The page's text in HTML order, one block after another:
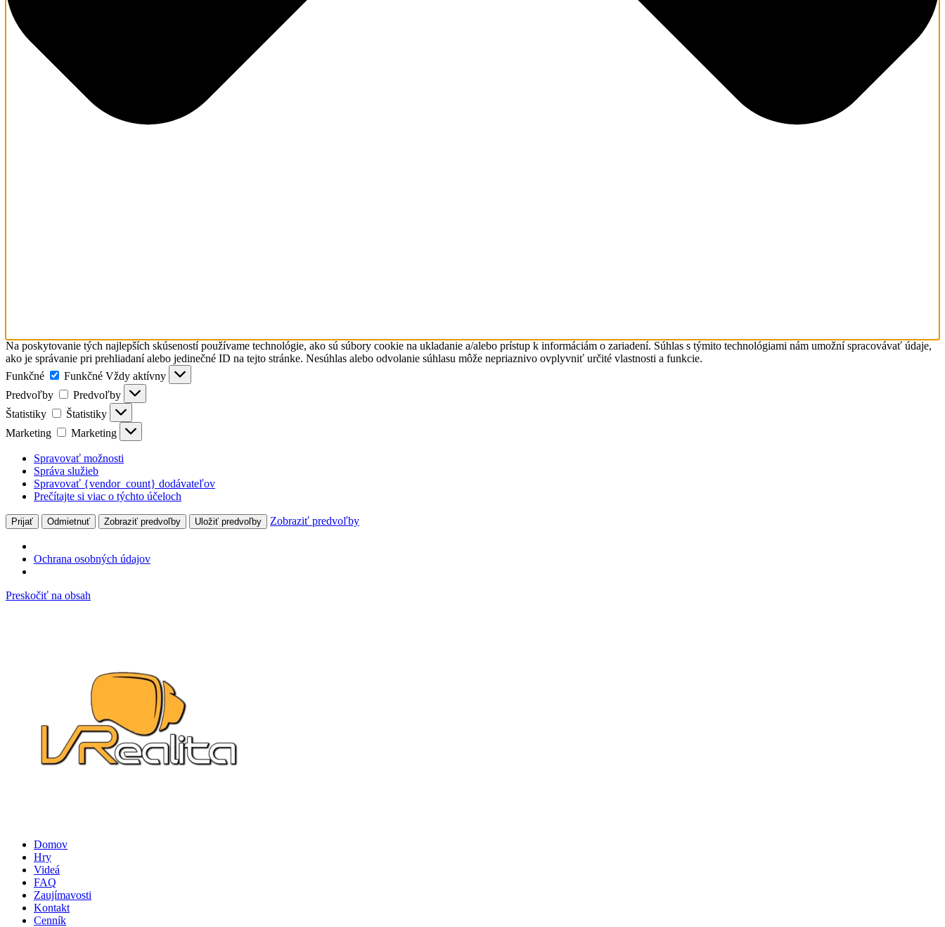
Na poskytovanie tých najlepších skúseností používame technológie, ako sú súbory cookie na ukladanie a/alebo prístup k informáciám o zariadení. Súhlas s týmito technológiami nám umožní spracovávať údaje,
ako je správanie pri prehliadaní alebo jedinečné ID na tejto stránke. Nesúhlas alebo odvolanie súhlasu môže nepriaznivo ovplyvniť určité vlastnosti a funkcie.
Funkčné
Funkčné Vždy aktívny
Predvoľby
Predvoľby
Štatistiky
Štatistiky
Marketing
Marketing
Spravovať možnosti
Správa služieb
Spravovať {vendor_count} dodávateľov
Prečítajte si viac o týchto účeloch
Prijať Odmietnuť Zobraziť predvoľby Uložiť predvoľby Zobraziť predvoľby
Ochrana osobných údajov
Preskočiť na obsah
Domov
Hry
Videá
FAQ
Zaujímavosti
Kontakt
Cenník